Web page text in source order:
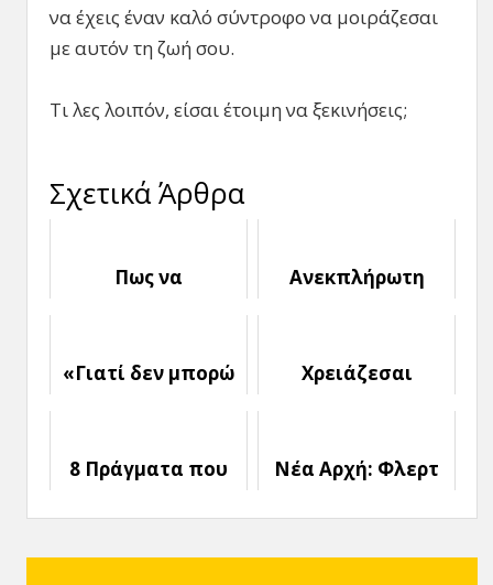
να έχεις έναν καλό σύντροφο να μοιράζεσαι
με αυτόν τη ζωή σου.
Τι λες λοιπόν, είσαι έτοιμη να ξεκινήσεις;
Σχετικά Άρθρα
Πως να
Ανεκπλήρωτη
«Γιατί δεν μπορώ
εμποδίζουν
Χρειάζεσαι
Ελκυστική στους
8 Πράγματα που
αν βγαίνεις με
Νέα Αρχή: Φλερτ
τα 40